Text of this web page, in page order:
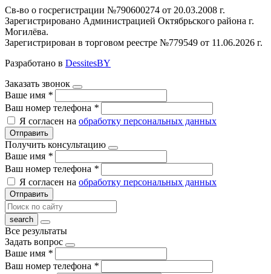
Св-во о госрегистрации №790600274 от 20.03.2008 г.
Зарегистрировано Администрацией Октябрьского района г.
Могилёва.
Зарегистрирован в торговом реестре №779549 от 11.06.2026 г.
Разработано в DessitesBY
Заказать звонок
Ваше имя *
Ваш номер телефона *
Я согласен на обработку персональных данных
Отправить
Получить консультацию
Ваше имя *
Ваш номер телефона *
Я согласен на обработку персональных данных
Отправить
Все результаты
Задать вопрос
Ваше имя *
Ваш номер телефона *